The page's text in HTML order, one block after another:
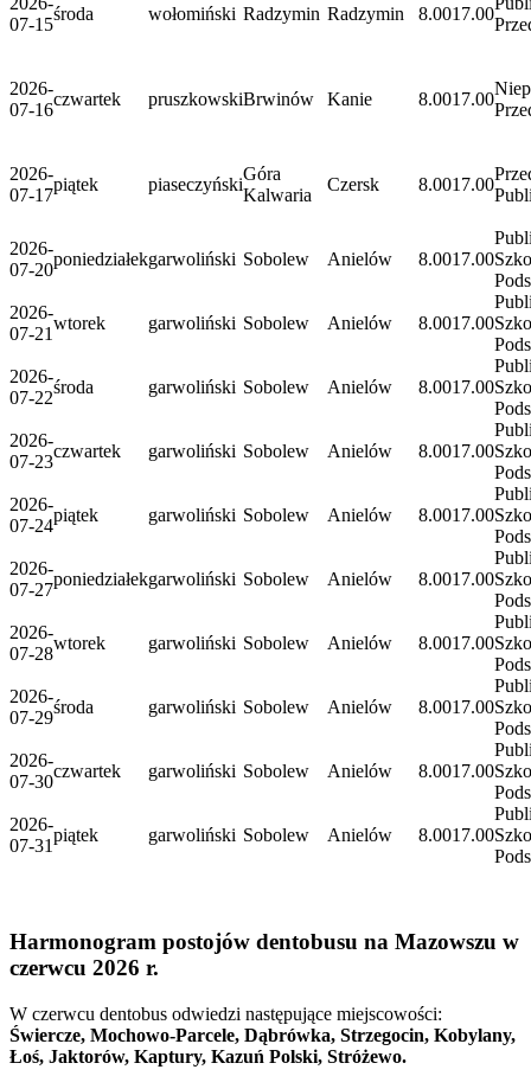
07-15
środa wołomiński Radzymin Radzymin 8.0017.00
2026-
07-16
czwartek pruszkowskiBrwinów Kanie 8.0017.00
2026-
07-17
piątek piaseczyński
Góra
Kalwaria
Czersk 8.0017.00
2026-
07-20
poniedziałekgarwoliński Sobolew Anielów 8.0017.00
2026-
07-21
wtorek garwoliński Sobolew Anielów 8.0017.00
2026-
07-22
środa garwoliński Sobolew Anielów 8.0017.00
2026-
07-23
czwartek garwoliński Sobolew Anielów 8.0017.00
2026-
07-24
piątek garwoliński Sobolew Anielów 8.0017.00
2026-
07-27
poniedziałekgarwoliński Sobolew Anielów 8.0017.00
2026-
07-28
wtorek garwoliński Sobolew Anielów 8.0017.00
2026-
07-29
środa garwoliński Sobolew Anielów 8.0017.00
2026-
07-30
czwartek garwoliński Sobolew Anielów 8.0017.00
2026-
07-31
piątek garwoliński Sobolew Anielów 8.0017.00
Harmonogram postojów dentobusu na Mazowszu w
czerwcu 2026 r.
W czerwcu dentobus odwiedzi następujące miejscowości:
Świercze, Mochowo-Parcele, Dąbrówka, Strzegocin, Kobylany,
Łoś, Jaktorów, Kaptury, Kazuń Polski, Stróżewo.